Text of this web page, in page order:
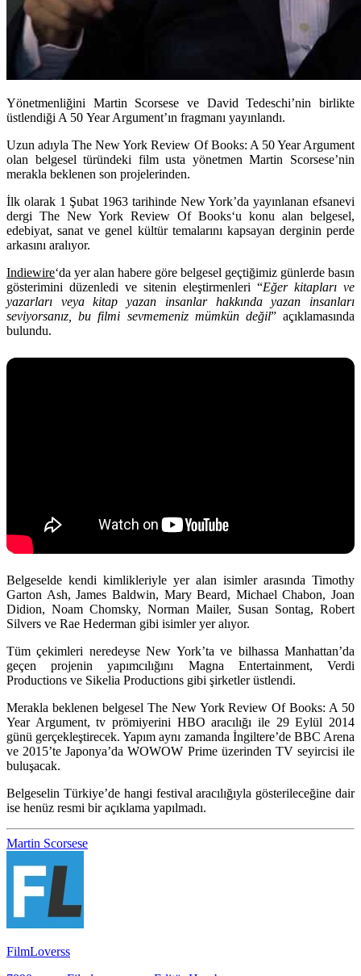
Yönetmenliğini Martin Scorsese ve David Tedeschi’nin birlikte
üstlendiği A 50 Year Argument’ın fragmanı yayınlandı.
Uzun adıylaThe New York Review Of Books: A 50 Year Argument
olan belgesel türündeki film usta yönetmen Martin Scorsese’nin
merakla beklenen son projelerinden.
İlk olarak 1 Şubat 1963 tarihinde New York’da yayınlanan efsanevi
dergi The New York Review Of Books‘u konu alan belgesel,
edebiyat, sanat ve genel kültür temalarını kapsayan derginin perde
arkasını aralıyor.
Indiewire‘da yer alan habere göre belgesel geçtiğimiz günlerde basın
gösterimini düzenledi ve sitenin eleştirmenleri “Eğer kitapları ve
yazarları veya kitap yazan insanlar hakkında yazan insanları
seviyorsanız, bu filmi sevmemeniz mümkün değil” açıklamasında
bulundu.
Belgeselde kendi kimlikleriyle yer alan isimler arasında Timothy
Garton Ash, James Baldwin, Mary Beard, Michael Chabon, Joan
Didion, Noam Chomsky, Norman Mailer, Susan Sontag, Robert
Silvers ve Rae Hederman gibi isimler yer alıyor.
Tüm çekimleri neredeyse New York’ta ve bilhassa Manhattan’da
geçen projenin yapımcılığını Magna Entertainment, Verdi
Productions ve Sikelia Productions gibi şirketler üstlendi.
Merakla beklenen belgesel The New York Review Of Books: A 50
Year Argument, tv prömiyerini HBO aracılığı ile 29 Eylül 2014
günü gerçekleştirecek. Yapım aynı zamanda İngiltere’de BBC Arena
ve 2015’te Japonya’da WOWOW Prime üzerinden TV seyircisi ile
buluşacak.
Belgeselin Türkiye’de hangi festival aracılığıyla gösterileceğine dair
ise henüz resmi bir açıklama yapılmadı.
Martin Scorsese
FilmLoverss